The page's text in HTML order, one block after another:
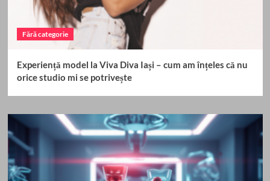
Fără categorie
Experiență model la Viva Diva Iași – cum am înțeles că nu
orice studio mi se potrivește